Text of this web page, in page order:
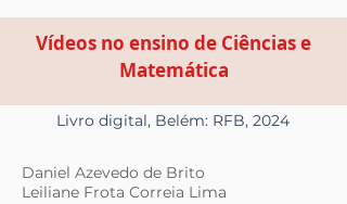
Vídeos no ensino de Ciências e
Matemática
Livro digital, Belém: RFB, 2024
Daniel Azevedo de Brito
Leiliane Frota Correia Lima